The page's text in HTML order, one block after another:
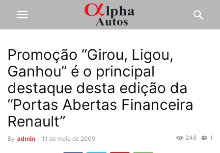
Promoção “Girou, Ligou,
Ganhou” é o principal
destaque desta edição da
“Portas Abertas Financeira
Renault”
By admin - 11 de maio de 2009 1
248